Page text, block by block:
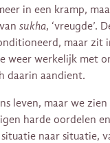
in een kramp,
sukha, ‘vreugde’.
maar zit
weer werkelijk met
daarin aandient.
leven, maar we
harde oordelen
naar situatie,